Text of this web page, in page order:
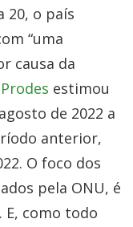
20, o país
“uma
causa da
Prodes estimou
de 2022 a
anterior,
O foco dos
pela ONU, é
E, como todo